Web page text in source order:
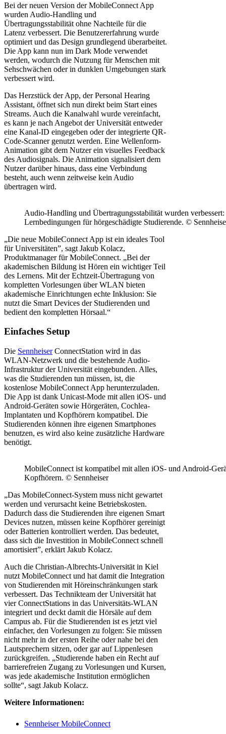
Bei der neuen Version der MobileConnect App
wurden Audio-Handling und
Übertragungsstabilität ohne Nachteile für die
Latenz verbessert. Die Benutzererfahrung wurde
optimiert und das Design grundlegend überarbeitet.
Die App kann nun im Dark Mode verwendet
werden, wodurch die Nutzung für Menschen mit
Sehschwächen oder in dunklen Umgebungen stark
verbessert wird.
Das Herzstück der App, der Personal Hearing
Assistant, öffnet sich nun direkt beim Start eines
Streams. Auch die Kanalwahl wurde vereinfacht,
es kann je nach Angebot der Universität entweder
eine Kanal-ID eingegeben oder der integrierte QR-
Code-Scanner genutzt werden. Eine Wellenform-
Animation gibt dem Nutzer ein visuelles Feedback
des Audiosignals. Die Animation signalisiert dem
Nutzer darüber hinaus, dass eine Verbindung
besteht, auch wenn zeitweise kein Audio
übertragen wird.
Audio-Handling und Übertragungsstabilität wurden
Lernbedingungen für hörgeschädigte Studierende. ©
„Die neue MobileConnect App ist ein ideales Tool
für Universitäten”, sagt Jakub Kolacz,
Produktmanager für MobileConnect. „Bei der
akademischen Bildung ist Hören ein wichtiger Teil
des Lernens. Mit der Echtzeit-Übertragung von
kompletten Vorlesungen über WLAN bieten
akademische Einrichtungen echte Inklusion: Sie
nutzt die Smart Devices der Studierenden und
bedient den kompletten Hörsaal.“
Einfaches Setup
Die SennheiserConnectStation wird in das
WLAN-Netzwerk und die bestehende Audio-
Infrastruktur der Universität eingebunden. Alles,
was die Studierenden tun müssen, ist, die
kostenlose MobileConnect App herunterzuladen.
Die App ist dank Unicast-Mode mit allen iOS- und
Android-Geräten sowie Hörgeräten, Cochlea-
Implantaten und Kopfhörern kompatibel. Die
Studierenden können ihre eigenen Smartphones
benutzen, es wird also keine zusätzliche Hardware
benötigt.
MobileConnect ist kompatibel mit allen iOS- und Android-
Kopfhörern. © Sennheiser
„Das MobileConnect-System muss nicht gewartet
werden und verursacht keine Betriebskosten.
Dadurch dass die Studierenden ihre eigenen Smart
Devices nutzen, müssen keine Kopfhörer gereinigt
oder Batterien kontrolliert werden. Das bedeutet,
dass sich die Investition in MobileConnect schnell
amortisiert”, erklärt Jakub Kolacz.
Auch die Christian-Albrechts-Universität in Kiel
nutzt MobileConnect und hat damit die Integration
von Studierenden mit Höreinschränkungen stark
verbessert. Das Technikteam der Universität hat
vier ConnectStations in das Universitäts-WLAN
integriert und deckt damit die Hörsäle auf dem
Campus ab. Für die Studierenden ist es jetzt viel
einfacher, den Vorlesungen zu folgen: Sie müssen
nicht mehr in der ersten Reihe oder nahe bei den
Lautsprechern sitzen, oder gar auf Lippenlesen
zurückgreifen. „Studierende haben ein Recht auf
barrierefreien Zugang zu Vorlesungen und Kursen,
was jede akademische Institution ermöglichen
sollte“, sagt Jakub Kolacz.
Weitere Informationen:
Sennheiser MobileConnect